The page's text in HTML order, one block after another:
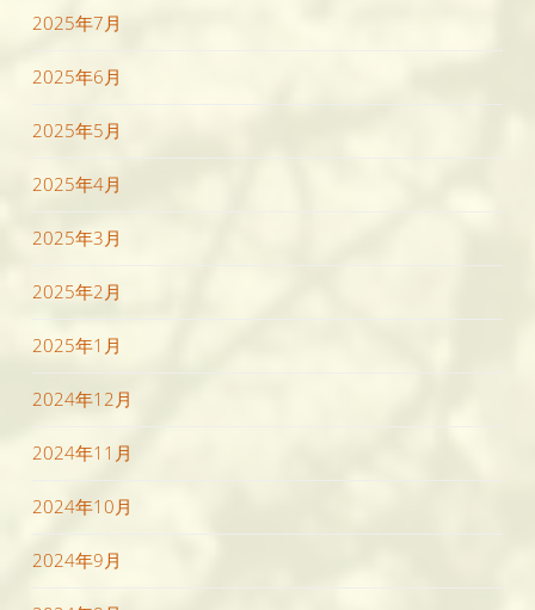
2025年7月
2025年6月
2025年5月
2025年4月
2025年3月
2025年2月
2025年1月
2024年12月
2024年11月
2024年10月
2024年9月